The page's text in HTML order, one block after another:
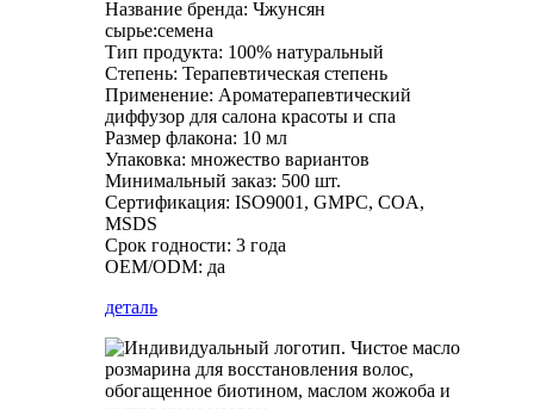
Название бренда: Чжунсян
сырье:семена
Тип продукта: 100% натуральный
Степень: Терапевтическая степень
Применение: Ароматерапевтический
диффузор для салона красоты и спа
Размер флакона: 10 мл
Упаковка: множество вариантов
Минимальный заказ: 500 шт.
Сертификация: ISO9001, GMPC, COA,
MSDS
Срок годности: 3 года
OEM/ODM: да
деталь